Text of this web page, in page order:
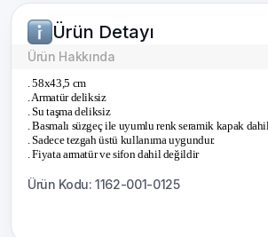
Ürün Detayı
Ürün Hakkında
. 58x43,5 cm
. Armatür deliksiz
. Su taşma deliksiz
. Basmalı süzgeç ile uyumlu renk seramik kapak
. Sadece tezgah üstü kullanıma uygundur.
. Fiyata armatür ve sifon dahil değildir
Ürün Kodu: 1162-001-0125